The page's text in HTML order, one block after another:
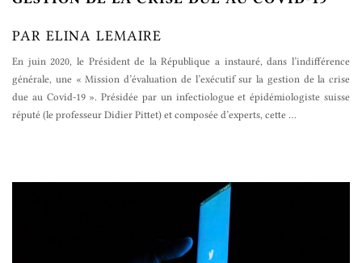
PAR ELINA LEMAIRE
En juin 2020, le Président de la République a instauré, dans l’indifférence
générale, une « Mission d’évaluation de l’exécutif sur la gestion de la crise
due au Covid-19 ». Présidée par un infectiologue et épidémiologiste suisse
réputé (le professeur Didier Pittet) et composée d’experts, cette …